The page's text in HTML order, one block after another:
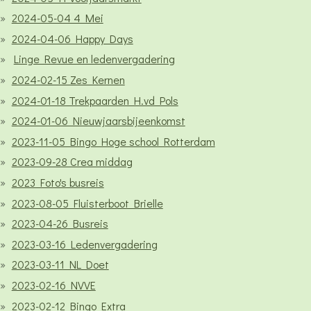
2024-05-04 4 Mei
2024-04-06 Happy Days
Linge Revue en ledenvergadering
2024-02-15 Zes Kernen
2024-01-18 Trekpaarden H.vd Pols
2024-01-06 Nieuwjaarsbijeenkomst
2023-11-05 Bingo Hoge school Rotterdam
2023-09-28 Crea middag
2023 Foto's busreis
2023-08-05 Fluisterboot Brielle
2023-04-26 Busreis
2023-03-16 Ledenvergadering
2023-03-11 NL Doet
2023-02-16 NVVE
2023-02-12 Bingo Extra